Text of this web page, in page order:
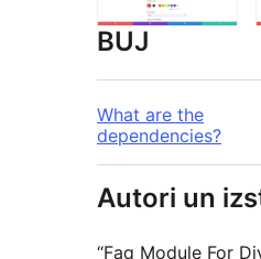
BUJ
What are the
dependencies?
Autori un
“Faq Module For